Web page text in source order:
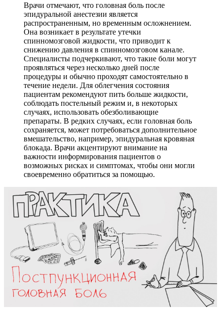
Врачи отмечают, что головная боль после
эпидуральной анестезии является
распространенным, но временным осложнением.
Она возникает в результате утечки
спинномозговой жидкости, что приводит к
снижению давления в спинномозговом канале.
Специалисты подчеркивают, что такие боли могут
проявляться через несколько дней после
процедуры и обычно проходят самостоятельно в
течение недели. Для облегчения состояния
пациентам рекомендуют пить больше жидкости,
соблюдать постельный режим и, в некоторых
случаях, использовать обезболивающие
препараты. В редких случаях, если головная боль
сохраняется, может потребоваться дополнительное
вмешательство, например, эпидуральная кровяная
блокада. Врачи акцентируют внимание на
важности информирования пациентов о
возможных рисках и симптомах, чтобы они могли
своевременно обратиться за помощью.